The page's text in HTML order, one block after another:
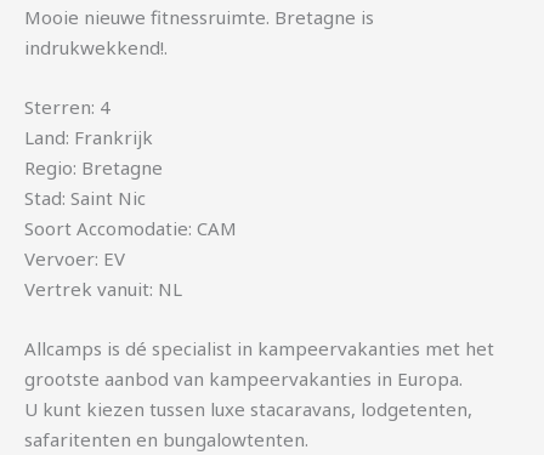
Mooie nieuwe fitnessruimte. Bretagne is
indrukwekkend!.
Sterren: 4
Land: Frankrijk
Regio: Bretagne
Stad: Saint Nic
Soort Accomodatie: CAM
Vervoer: EV
Vertrek vanuit: NL
Allcamps is dé specialist in kampeervakanties met het
grootste aanbod van kampeervakanties in Europa.
U kunt kiezen tussen luxe stacaravans, lodgetenten,
safaritenten en bungalowtenten.